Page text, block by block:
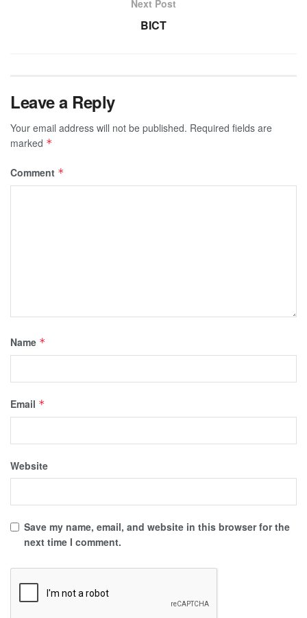
Next Post
BICT
Leave a Reply
Your email address will not be published. Required fields are
marked *
Comment *
Name *
Email *
Website
Save my name, email, and website in this browser for the
next time I comment.